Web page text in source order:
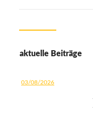
aktuelle Beiträge
03/08/2026